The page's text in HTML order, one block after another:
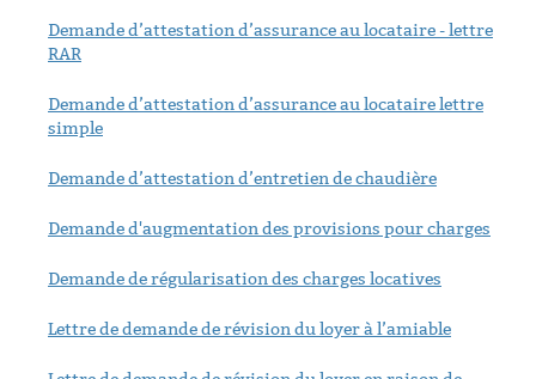
Demande d’attestation d’assurance au locataire - lettre
RAR
Demande d’attestation d’assurance au locataire lettre
simple
Demande d’attestation d’entretien de chaudière
Demande d'augmentation des provisions pour charges
Demande de régularisation des charges locatives
Lettre de demande de révision du loyer à l’amiable